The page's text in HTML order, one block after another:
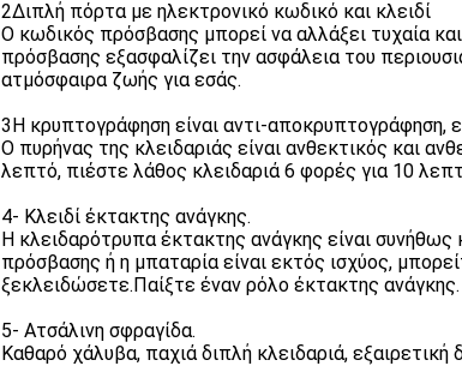
2Διπλή πόρτα με ηλεκτρονικό κωδικό και κλειδί
Ο κωδικός πρόσβασης μπορεί να αλλάξει τυχαία
πρόσβασης εξασφαλίζει την ασφάλεια του
ατμόσφαιρα ζωής για εσάς.
3Η κρυπτογράφηση είναι αντι-αποκρυπτογράφηση,
Ο πυρήνας της κλειδαριάς είναι ανθεκτικός και
λεπτό, πιέστε λάθος κλειδαριά 6 φορές για 10
4- Κλειδί έκτακτης ανάγκης.
Η κλειδαρότρυπα έκτακτης ανάγκης είναι
πρόσβασης ή η μπαταρία είναι εκτός ισχύος,
ξεκλειδώσετε.Παίξτε έναν ρόλο έκτακτης ανάγκης.
5- Ατσάλινη σφραγίδα.
Καθαρό χάλυβα, παχιά διπλή κλειδαριά,